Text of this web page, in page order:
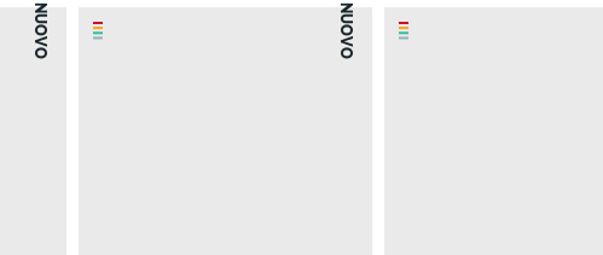
NUOVO NUOVO